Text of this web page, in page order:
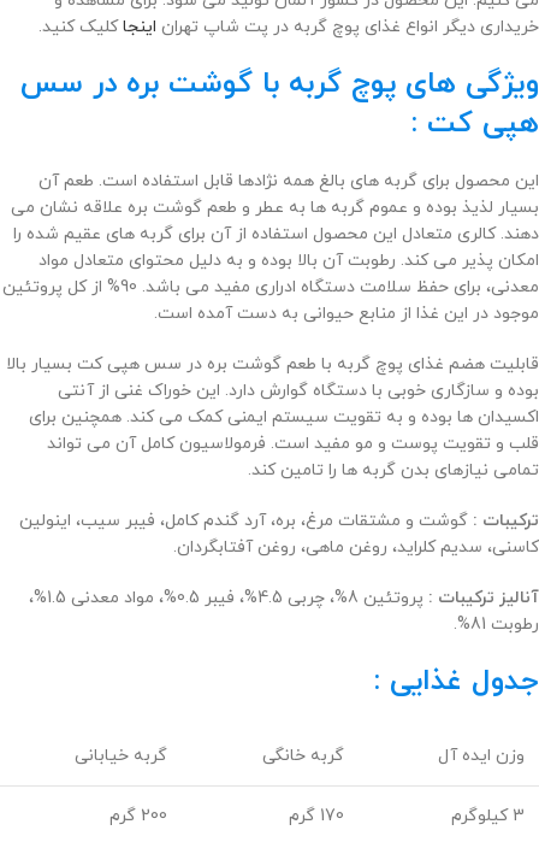
خریداری دیگر انواع غذای پوچ گربه در پت شاپ تهران اینجاکلیک کنید.
ویژگی های پوچ گربه با گوشت بره در سس
هپی کت :
این محصول برای گربه های بالغ همه نژادها قابل استفاده است. طعم آن
بسیار لذیذ بوده و عموم گربه ها به عطر و طعم گوشت بره علاقه نشان می
دهند. کالری متعادل این محصول استفاده از آن برای گربه های عقیم شده را
امکان پذیر می کند. رطوبت آن بالا بوده و به دلیل محتوای متعادل مواد
معدنی، برای حفظ سلامت دستگاه ادراری مفید می باشد. 90% از کل پروتئین
موجود در این غذا از منابع حیوانی به دست آمده است.
قابلیت هضم غذای پوچ گربه با طعم گوشت بره در سس هپی کت بسیار بالا
بوده و سازگاری خوبی با دستگاه گوارش دارد. این خوراک غنی از آنتی
اکسیدان ها بوده و به تقویت سیستم ایمنی کمک می کند. همچنین برای
قلب و تقویت پوست و مو مفید است. فرمولاسیون کامل آن می تواند
تمامی نیازهای بدن گربه ها را تامین کند.
ترکیبات : گوشت و مشتقات مرغ، بره، آرد گندم کامل، فیبر سیب، اینولین
کاسنی، سدیم کلراید، روغن ماهی، روغن آفتابگردان.
آنالیز ترکیبات :
پروتئین 8%، چربی 4.5%، فیبر 0.5%، مواد معدنی 1.5%،
رطوبت 81%.
جدول غذایی :
وزن ایده آل گربه خانگی گربه خیابانی
3 کیلوگرم 170 گرم 200 گرم